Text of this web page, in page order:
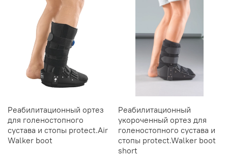
Реабилитационный ортез
для голеностопного
сустава и стопы protect.Air
Walker boot
Реабилитационный
укороченный ортез для
голеностопного сустава и
стопы protect.Walker boot
short